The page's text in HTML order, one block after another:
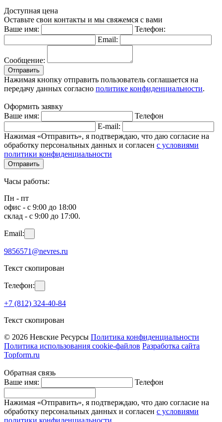
Доступная цена
Оставьте свои контакты и мы свяжемся с вами
Ваше имя:
Телефон:
Email:
Сообщение:
Отправить
Нажимая кнопку отправить пользователь соглашается на
передачу данных согласно политике конфиденциальности.
Оформить заявку
Ваше имя:
Телефон
E-mail:
Нажимая «Отправить», я подтверждаю, что даю согласие на
обработку персональных данных и согласен с условиями
политики конфиденциальности
Отправить
Часы работы:
Пн - пт
офис - с 9:00 до 18:00
склад - с 9:00 до 17:00.
Email:
9856571@nevres.ru
Текст скопирован
Телефон:
+7 (812) 324-40-84
Текст скопирован
© 2026 Невские Ресурсы Политика конфиденциальности
Политика использования cookie-файлов Разработка сайта
Topform.ru
Обратная связь
Ваше имя:
Телефон
Нажимая «Отправить», я подтверждаю, что даю согласие на
обработку персональных данных и согласен с условиями
политики конфиденциальности